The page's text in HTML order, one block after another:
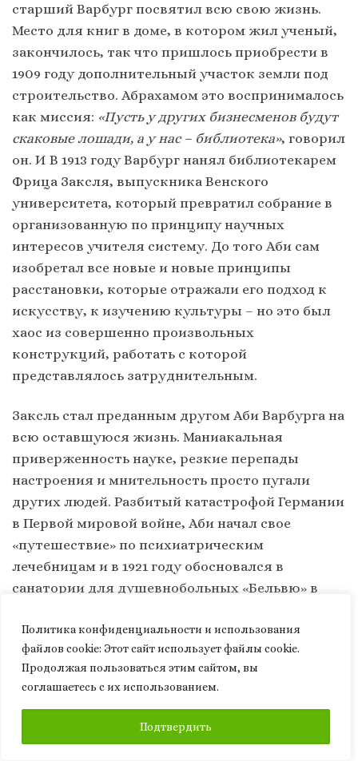
Политика конфиденциальности и использования
файлов сookie: Этот сайт использует файлы cookie.
Продолжая пользоваться этим сайтом, вы
соглашаетесь с их использованием.
Подтвердить
старший Варбург посвятил всю свою жизнь.
Место для книг в доме, в котором жил ученый,
закончилось, так что пришлось приобрести в
1909 году дополнительный участок земли под
строительство. Абрахамом это воспринималось
как миссия: «Пусть у других бизнесменов будут
скаковые лошади, а у нас – библиотека», говорил
он. И В 1913 году Варбург нанял библиотекарем
Фрица Заксля, выпускника Венского
университета, который превратил собрание в
организованную по принципу научных
интересов учителя систему. До того Аби сам
изобретал все новые и новые принципы
расстановки, которые отражали его подход к
искусству, к изучению культуры – но это был
хаос из совершенно произвольных
конструкций, работать с которой
представлялось затруднительным.
Заксль стал преданным другом Аби Варбурга на
всю оставшуюся жизнь. Маниакальная
приверженность науке, резкие перепады
настроения и мнительность просто пугали
других людей. Разбитый катастрофой Германии
в Первой мировой войне, Аби начал свое
«путешествие» по психиатрическим
лечебницам и в 1921 году обосновался в
санатории для душевнобольных «Бельвю» в
Боденского озера. В послеобеденное время
панические атаки и мания преследования
отпускали его на несколько часов. Фриц Заксль
договорился с лечащим врачом, что если
для персонала, то сможет вернуться домой. 25